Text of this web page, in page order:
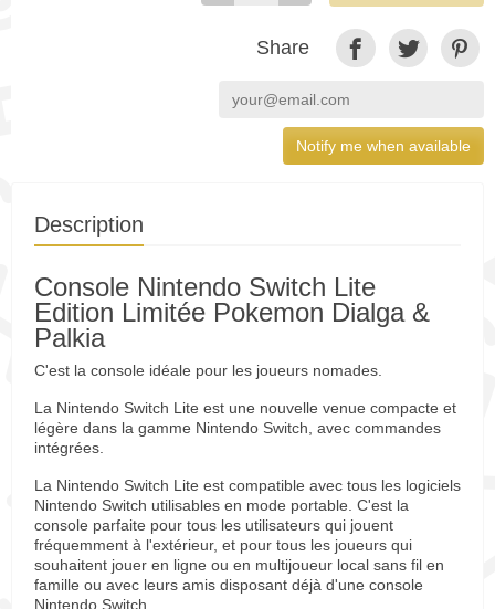
Share
Notify me when available
Description
Console Nintendo Switch Lite
Edition Limitée Pokemon Dialga &
Palkia
C'est la console idéale pour les joueurs nomades.
La Nintendo Switch Lite est une nouvelle venue compacte et
légère dans la gamme Nintendo Switch, avec commandes
intégrées.
La Nintendo Switch Lite est compatible avec tous les logiciels
Nintendo Switch utilisables en mode portable. C'est la
console parfaite pour tous les utilisateurs qui jouent
fréquemment à l'extérieur, et pour tous les joueurs qui
souhaitent jouer en ligne ou en multijoueur local sans fil en
famille ou avec leurs amis disposant déjà d'une console
Nintendo Switch.